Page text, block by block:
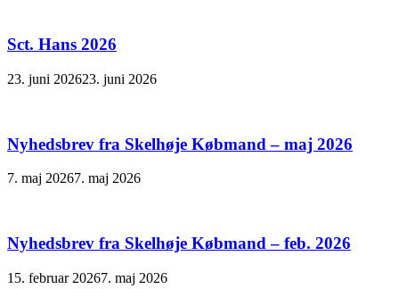
Sct. Hans 2026
23. juni 202623. juni 2026
Nyhedsbrev fra Skelhøje Købmand – maj 2026
7. maj 20267. maj 2026
Nyhedsbrev fra Skelhøje Købmand – feb. 2026
15. februar 20267. maj 2026